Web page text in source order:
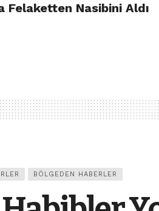
Felaketten Nasibini Aldı
BÖLGEDEN HABERLER